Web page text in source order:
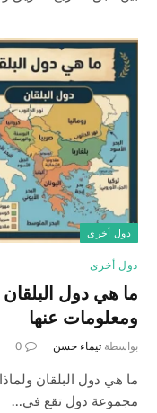
دول أخرى
دول أخرى
ما هي دول
ومعلومات عنها
بواسطة تيماء حسن 0
ما هي دول البلقان
مجموعة دول تقع في…